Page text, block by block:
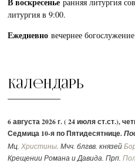
литургия в 9:00.
Ежедневновечернее
Календарь
6 августа 2026 г. ( 24 июля ст.ст.),
Седмица 10-я по Пятидесятнице.
Мц. Христины . Мчч. блгвв. князей
Крещении Романа и Давида. Прп.